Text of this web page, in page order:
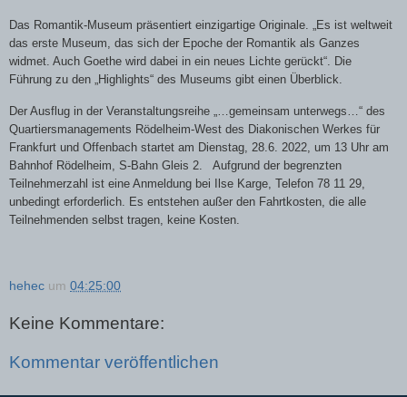
Das Romantik-Museum präsentiert einzigartige Originale. „Es ist weltweit
das erste Museum, das sich der Epoche der Romantik als Ganzes
widmet. Auch Goethe wird dabei in ein neues Lichte gerückt“. Die
Führung zu den „Highlights“ des Museums gibt einen Überblick.
Der Ausflug in der Veranstaltungsreihe „…gemeinsam unterwegs…“ des
Quartiersmanagements Rödelheim-West des Diakonischen Werkes für
Frankfurt und Offenbach startet am Dienstag, 28.6. 2022, um 13 Uhr am
Bahnhof Rödelheim, S-Bahn Gleis 2. Aufgrund der begrenzten
Teilnehmerzahl ist eine Anmeldung bei Ilse Karge, Telefon 78 11 29,
unbedingt erforderlich. Es entstehen außer den Fahrtkosten, die alle
Teilnehmenden selbst tragen, keine Kosten.
hehec um 04:25:00
Keine Kommentare:
Kommentar veröffentlichen